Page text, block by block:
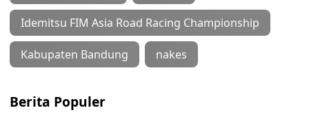
Idemitsu FIM Asia Road Racing Championship
Kabupaten Bandung nakes
Berita Populer